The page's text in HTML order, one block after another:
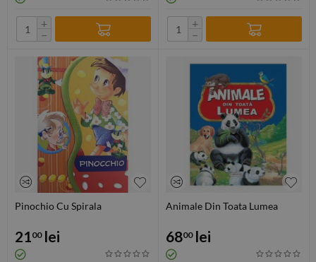
+
−
+
−
Pinochio Cu Spirala
2100 lei
Animale Din Toata Lumea
6800 lei